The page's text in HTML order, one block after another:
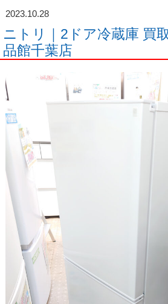
2023.10.28
ニトリ｜2ドア冷蔵庫 買
品館千葉店